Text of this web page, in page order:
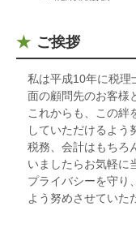
ご挨拶
私は平成10年に税理
面の顧問先のお客様
これからも、この絆
していただけるよう
税務、会計はもちろ
いましたらお気軽に
プライバシーを守り
よう努めさせていた